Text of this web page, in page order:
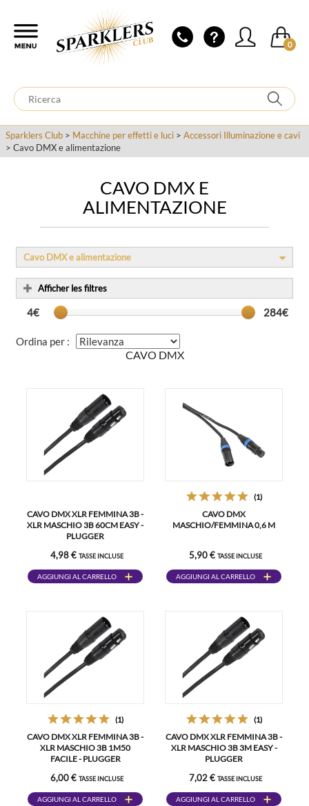
0
Sparklers Club > Macchine per effetti e luci > Accessori Illuminazione e cavi
> Cavo DMX e alimentazione
CAVO DMX E
ALIMENTAZIONE
4€ 284€
Afficher les filtres
Cavo DMX e alimentazione
Ordina per :
CAVO DMX
CAVO DMX XLR FEMMINA 3B -
XLR MASCHIO 3B 60CM EASY -
PLUGGER
4,98 € TASSE INCLUSE
AGGIUNGI AL CARRELLO
(1)
CAVO DMX
MASCHIO/FEMMINA 0,6 M
5,90 € TASSE INCLUSE
AGGIUNGI AL CARRELLO
(1)
CAVO DMX XLR FEMMINA 3B -
XLR MASCHIO 3B 1M50
FACILE - PLUGGER
6,00 € TASSE INCLUSE
AGGIUNGI AL CARRELLO
(1)
CAVO DMX XLR FEMMINA 3B -
XLR MASCHIO 3B 3M EASY -
PLUGGER
7,02 € TASSE INCLUSE
AGGIUNGI AL CARRELLO